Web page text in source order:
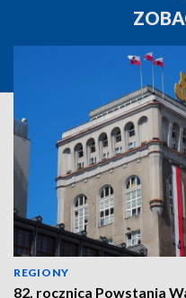
REGIONY
82. rocznica Powstania